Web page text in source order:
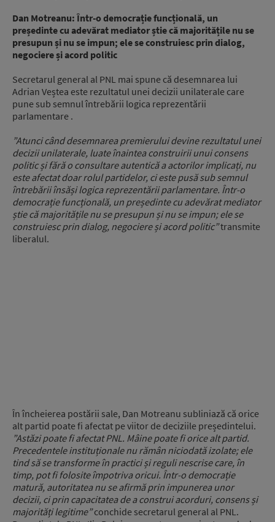
Dan Motreanu: Într-o democrație funcțională, un
președinte cu adevărat mediator știe că majoritățile nu se
presupun și nu se impun; ele se construiesc prin dialog,
negociere și acord politic
Secretarul general al PNL mai spune că desemnarea lui
Adrian Veștea este rezultatul unei decizii unilaterale care
pune sub semnul întrebării logica reprezentării
parlamentare .
”Atunci când desemnarea premierului devine rezultatul unei
decizii unilaterale, luate înaintea construirii unui consens
politic și fără o consultare autentică a actorilor implicați, nu
este afectat doar rolul partidelor, ci este pusă sub semnul
întrebării însăși logica reprezentării parlamentare. Într-o
democrație funcțională, un președinte cu adevărat mediator
știe că majoritățile nu se presupun și nu se impun; ele se
construiesc prin dialog, negociere și acord politic”transmite
liberalul.
În încheierea postării sale, Dan Motreanu subliniază că orice
alt partid poate fi afectat pe viitor de deciziile președintelui.
”Astăzi poate fi afectat PNL. Mâine poate fi orice alt partid.
Precedentele instituționale nu rămân niciodată izolate; ele
tind să se transforme în practici și reguli nescrise care, în
timp, pot fi folosite împotriva oricui. Într-o democrație
matură, autoritatea nu se afirmă prin impunerea unor
decizii, ci prin capacitatea de a construi acorduri, consens și
majorități legitime”conchide secretarul general al PNL.